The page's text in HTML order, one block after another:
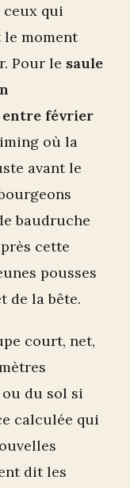
ceux qui
moment
Pour le saule
entre février
où la
avant le
baudruche
cette
pousses
de la bête.
court, net,
du sol si
calculée qui
dit les